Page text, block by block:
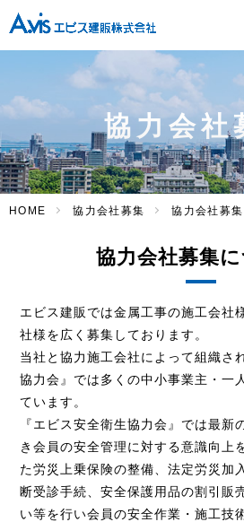
協力会社
HOME 協力会社募集 協力会社募集
協力会社募集
エビス建販では金属工事の施工会社
社様を広く募集しております。
当社と協力施工会社によって組織さ
協力会』では多くの中小事業主・一
ています。
『エビス安全衛生協力会』では最新
き会員の安全管理に対する意識向上
た労災上乗保険の整備、法定労災加
断受診手続、安全保護用品の割引販
い等を行い会員の安全作業・施工技